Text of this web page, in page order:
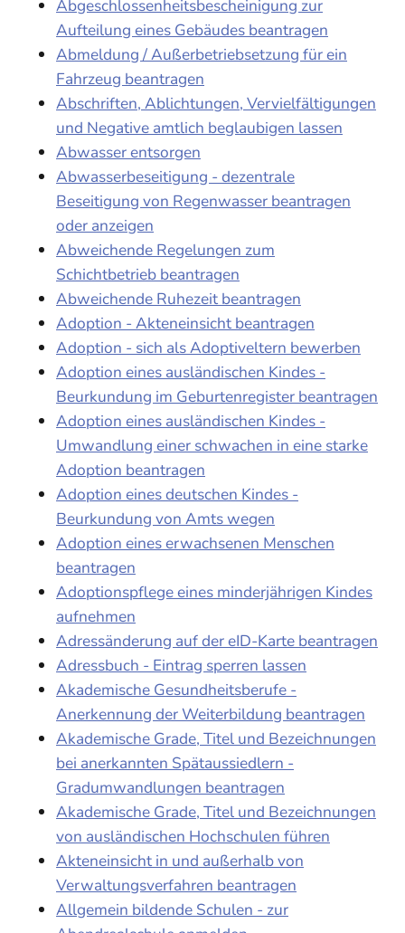
Abgeschlossenheitsbescheinigung zur
Aufteilung eines Gebäudes beantragen
Abmeldung / Außerbetriebsetzung für ein
Fahrzeug beantragen
Abschriften, Ablichtungen, Vervielfältigungen
und Negative amtlich beglaubigen lassen
Abwasser entsorgen
Abwasserbeseitigung - dezentrale
Beseitigung von Regenwasser beantragen
oder anzeigen
Abweichende Regelungen zum
Schichtbetrieb beantragen
Abweichende Ruhezeit beantragen
Adoption - Akteneinsicht beantragen
Adoption - sich als Adoptiveltern bewerben
Adoption eines ausländischen Kindes -
Beurkundung im Geburtenregister beantragen
Adoption eines ausländischen Kindes -
Umwandlung einer schwachen in eine starke
Adoption beantragen
Adoption eines deutschen Kindes -
Beurkundung von Amts wegen
Adoption eines erwachsenen Menschen
beantragen
Adoptionspflege eines minderjährigen Kindes
aufnehmen
Adressänderung auf der eID-Karte beantragen
Adressbuch - Eintrag sperren lassen
Akademische Gesundheitsberufe -
Anerkennung der Weiterbildung beantragen
Akademische Grade, Titel und Bezeichnungen
bei anerkannten Spätaussiedlern -
Gradumwandlungen beantragen
Akademische Grade, Titel und Bezeichnungen
von ausländischen Hochschulen führen
Akteneinsicht in und außerhalb von
Verwaltungsverfahren beantragen
Allgemein bildende Schulen - zur